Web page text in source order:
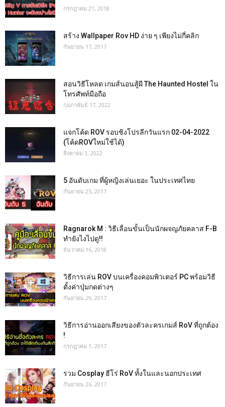
กรกฎาคม 21, 2018
สร้าง Wallpaper Rov HD ง่าย ๆ เพียงไม่กี่คลิก
กันยายน 17, 2017
สอนวิธีโหลด เกมส์นอนสู้ผี The Haunted Hostel ใน
โทรศัพท์มือถือ
กุมภาพันธ์ 17, 2022
แจกโค้ด ROV รอบชิงโปรลีกวันแรก 02-04-2022
(โค้ดROVใหม่ใช้ได้)
สิงหาคม 3, 2022
5 อันดับเกม ที่ผู้หญิงเล่นเยอะ ในประเทศไทย
กันยายน 25, 2017
Ragnarok M : วิธีเลื่อนขั้นเป็นนักผจญภัยคลาส F-B
ทำยังไงไปดู!!
ธันวาคม 16, 2018
วิธีการเล่น ROV บนเครื่องคอมพิวเตอร์ PC พร้อมวิธี
ตั้งค่าปุ่มกดต่างๆ
กันยายน 29, 2017
วิธีการอ่านออกเสียงของตัวละครเกมส์ RoV ที่ถูกต้อง
!
กรกฎาคม 1, 2017
รวม Cosplay ฮีโร่ RoV ทั้งในและนอกประเทศ
กันยายน 26, 2017